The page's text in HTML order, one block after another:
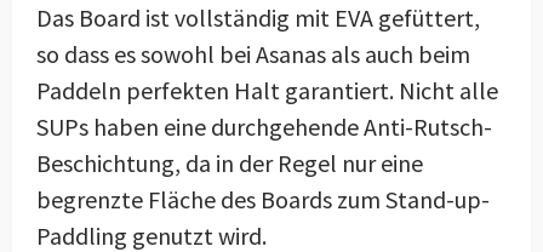
Das Board ist vollständig mit EVA gefüttert,
so dass es sowohl bei Asanas als auch beim
Paddeln perfekten Halt garantiert. Nicht alle
SUPs haben eine durchgehende Anti-Rutsch-
Beschichtung, da in der Regel nur eine
begrenzte Fläche des Boards zum Stand-up-
Paddling genutzt wird.